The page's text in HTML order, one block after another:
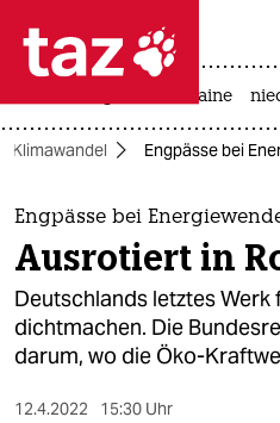
 taz zahl
taz zahl ich
themen
politik
öko
krieg in der ukraine
Klimawandel Engpässe bei
Engpässe bei
Ausrotiert in
Deutschlands letztes
dichtmachen. Die
darum, wo die Öko-
12.4.2022 15:30 Uhr